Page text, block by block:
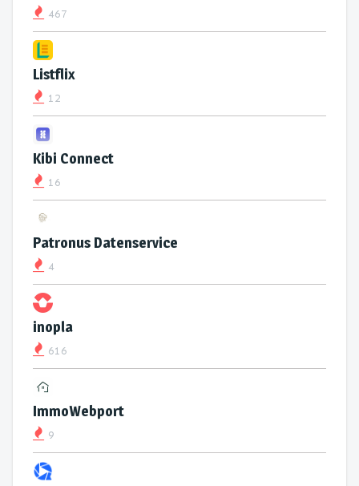
467
Listflix
12
Kibi Connect
16
Patronus Datenservice
4
inopla
616
ImmoWebport
9